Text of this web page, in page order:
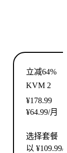
立减64%
KVM 2
¥178.99
¥64.99/月
选择套餐
以